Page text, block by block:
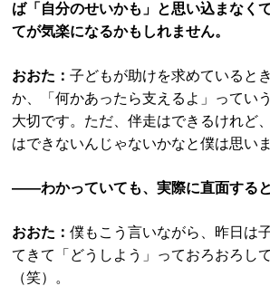
ば「自分のせいかも」と思い込まなく
てが気楽になるかもしれません。
おおた：子どもが助けを求めていると
か、「何かあったら支えるよ」ってい
大切です。ただ、伴走はできるけれど
はできないんじゃないかなと僕は思いま
――わかっていても、実際に直面すると
おおた：僕もこう言いながら、昨日は
てきて「どうしよう」っておろおろし
（笑）。